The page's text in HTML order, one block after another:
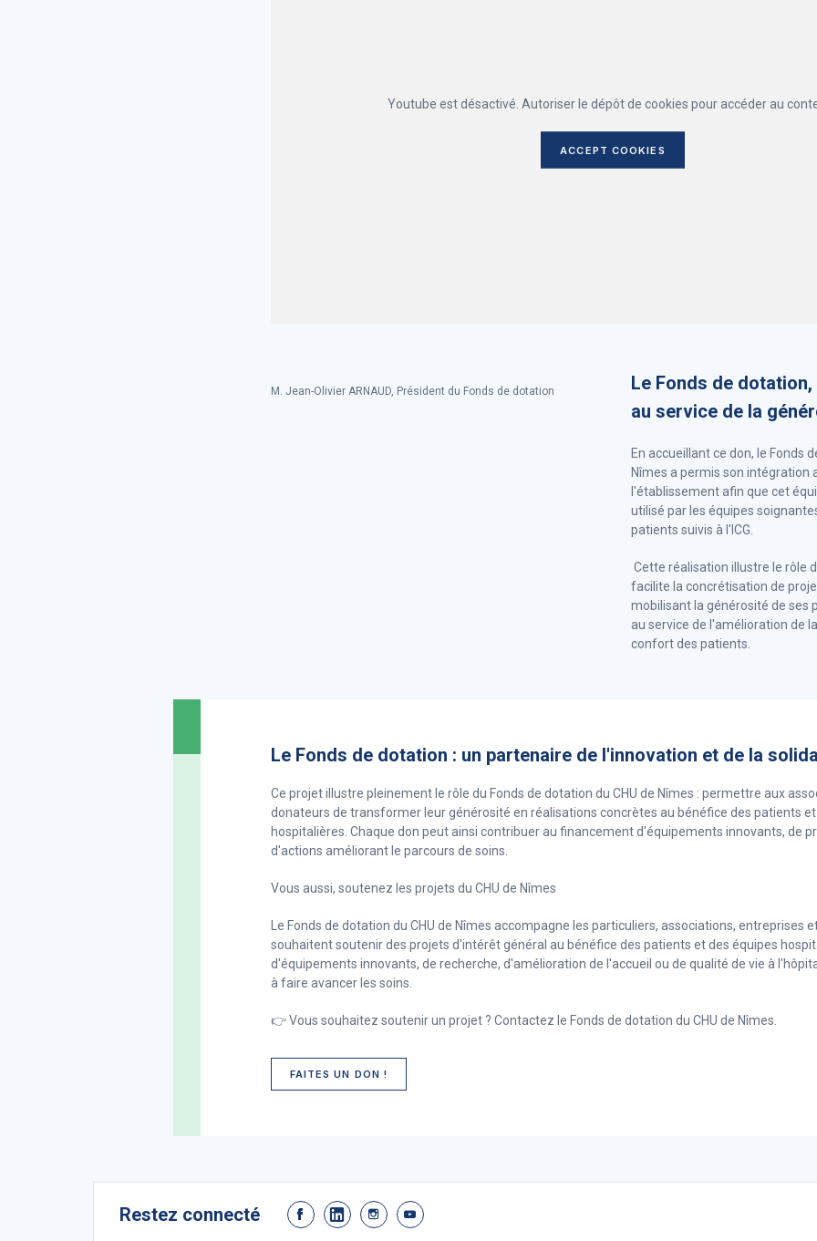
Youtube est désactivé. Autoriser le dépôt de cookies pour accéder au
ACCEPT COOKIES
M. Jean-Olivier ARNAUD, Président du Fonds de dotation
Le Fonds de
au service de la
En accueillant ce don, le Fonds
Nîmes a permis son intégration
l'établissement afin que cet
utilisé par les équipes
patients suivis à l'ICG.
Cette réalisation illustre le rôle
facilite la concrétisation de
mobilisant la générosité de ses
au service de l'amélioration de
confort des patients.
Le Fonds de dotation : un partenaire de l'innovation et de la
Ce projet illustre pleinement le rôle du Fonds de dotation du CHU de Nîmes : permettre aux
donateurs de transformer leur générosité en réalisations concrètes au bénéfice des patients
hospitalières. Chaque don peut ainsi contribuer au financement d'équipements innovants, de
d'actions améliorant le parcours de soins.
Vous aussi, soutenez les projets du CHU de Nîmes
Le Fonds de dotation du CHU de Nîmes accompagne les particuliers, associations, entreprises
souhaitent soutenir des projets d'intérêt général au bénéfice des patients et des équipes
d'équipements innovants, de recherche, d'amélioration de l'accueil ou de qualité de vie à
à faire avancer les soins.
👉 Vous souhaitez soutenir un projet ? Contactez le Fonds de dotation du CHU de Nîmes.
FAITES UN DON !
Restez connecté